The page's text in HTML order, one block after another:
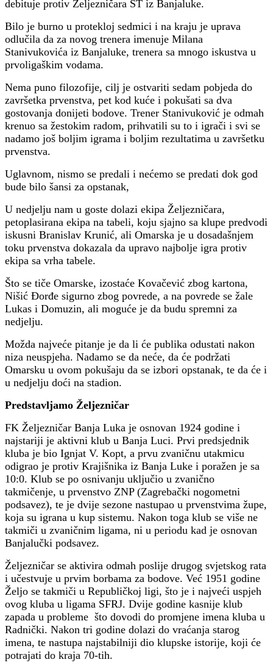
debituje protiv Željezničara ST iz Banjaluke.
Bilo je burno u protekloj sedmici i na kraju je uprava
odlučila da za novog trenera imenuje Milana
Stanivukovića iz Banjaluke, trenera sa mnogo iskustva u
prvoligaškim vodama.
Nema puno filozofije, cilj je ostvariti sedam pobjeda do
završetka prvenstva, pet kod kuće i pokušati sa dva
gostovanja donijeti bodove. Trener Stanivuković je odmah
krenuo sa žestokim radom, prihvatili su to i igrači i svi se
nadamo još boljim igrama i boljim rezultatima u završetku
prvenstva.
Uglavnom, nismo se predali i nećemo se predati dok god
bude bilo šansi za opstanak,
U nedjelju nam u goste dolazi ekipa Željezničara,
petoplasirana ekipa na tabeli, koju sjajno sa klupe predvodi
iskusni Branislav Krunić, ali Omarska je u dosadašnjem
toku prvenstva dokazala da upravo najbolje igra protiv
ekipa sa vrha tabele.
Što se tiče Omarske, izostaće Kovačević zbog kartona,
Nišić Đorđe sigurno zbog povrede, a na povrede se žale
Lukas i Domuzin, ali moguće je da budu spremni za
nedjelju.
Možda najveće pitanje je da li će publika odustati nakon
niza neuspjeha. Nadamo se da neće, da će podržati
Omarsku u ovom pokušaju da se izbori opstanak, te da će i
u nedjelju doći na stadion.
Predstavljamo Željezničar
FK Željezničar Banja Luka je osnovan 1924 godine i
najstariji je aktivni klub u Banja Luci. Prvi predsjednik
kluba je bio Ignjat V. Kopt, a prvu zvaničnu utakmicu
odigrao je protiv Krajišnika iz Banja Luke i poražen je sa
10:0. Klub se po osnivanju uključio u zvanično
takmičenje, u prvenstvo ZNP (Zagrebački nogometni
podsavez), te je dvije sezone nastupao u prvenstvima župe,
koja su igrana u kup sistemu. Nakon toga klub se više ne
takmiči u zvaničnim ligama, ni u periodu kad je osnovan
Banjalučki podsavez.
Željezničar se aktivira odmah poslije drugog svjetskog rata
i učestvuje u prvim borbama za bodove. Već 1951 godine
Željo se takmiči u Republičkoj ligi, što je i najveći uspjeh
ovog kluba u ligama SFRJ. Dvije godine kasnije klub
zapada u probleme što dovodi do promjene imena kluba u
Radnički. Nakon tri godine dolazi do vraćanja starog
imena, te nastupa najstabilniji dio klupske istorije, koji će
potrajati do kraja 70-tih.